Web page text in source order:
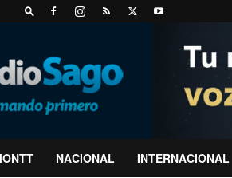
NACIONAL INTERNACIONAL